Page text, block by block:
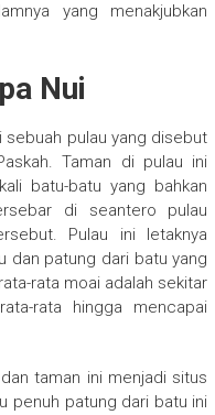
yang menakjubkan
Nui
sebuah pulau yang disebut
Taman di pulau ini
batu-batu yang bahkan
di seantero pulau
Pulau ini letaknya
dan patung dari batu yang
rata moai adalah sekitar
rata hingga mencapai
taman ini menjadi situs
penuh patung dari batu ini